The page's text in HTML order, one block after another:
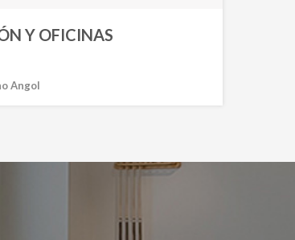
Y OFICINAS
Angol